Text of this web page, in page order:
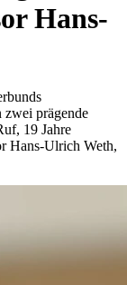
Hans-
prägende
19 Jahre
Hans-Ulrich Weth,